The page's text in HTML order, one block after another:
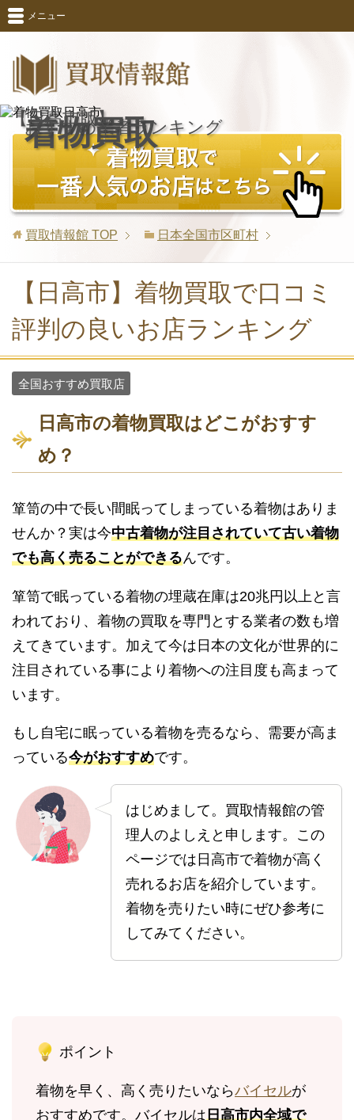
メニュー
【日高市版】
着物買取
おすすめ業者ランキング
買取情報館 TOP 日本全国市区町村
【日高市】着物買取で口コミ
評判の良いお店ランキング
全国おすすめ買取店
日高市の着物買取はどこがおすす
め？
箪笥の中で長い間眠ってしまっている着物はありま
せんか？実は今中古着物が注目されていて古い着物
でも高く売ることができるんです。
箪笥で眠っている着物の埋蔵在庫は20兆円以上と言
われており、着物の買取を専門とする業者の数も増
えてきています。加えて今は日本の文化が世界的に
注目されている事により着物への注目度も高まって
います。
もし自宅に眠っている着物を売るなら、需要が高ま
っている今がおすすめです。
はじめまして。買取情報館の管
理人のよしえと申します。この
ページでは日高市で着物が高く
売れるお店を紹介しています。
着物を売りたい時にぜひ参考に
してみてください。
ポイント
着物を早く、高く売りたいならバイセルが
おすすめです。バイセルは日高市内全域で